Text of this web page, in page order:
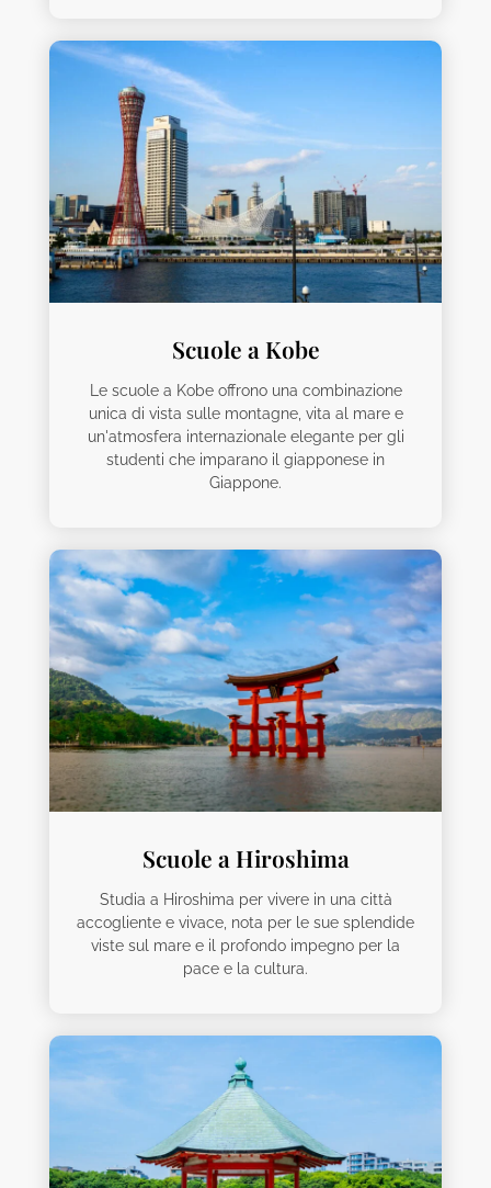
Scuole a Kobe
Le scuole a Kobe offrono una combinazione
unica di vista sulle montagne, vita al mare e
un'atmosfera internazionale elegante per gli
studenti che imparano il giapponese in
Giappone.
Scuole a Hiroshima
Studia a Hiroshima per vivere in una città
accogliente e vivace, nota per le sue splendide
viste sul mare e il profondo impegno per la
pace e la cultura.